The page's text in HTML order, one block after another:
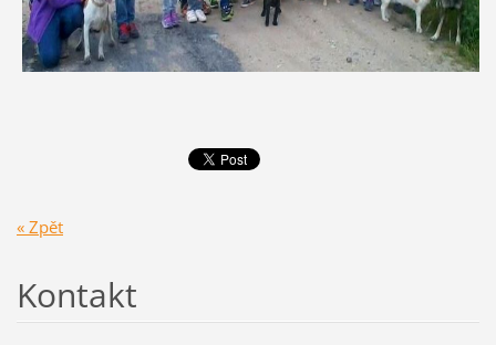
« Zpět
Kontakt